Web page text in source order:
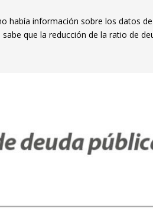
había información sobre los datos
que la reducción de la ratio de